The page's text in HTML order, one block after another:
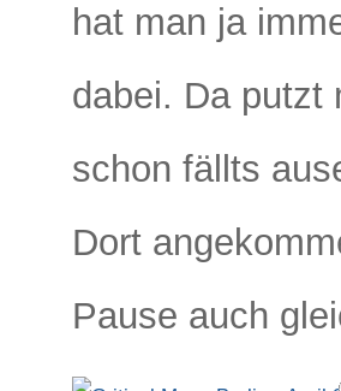
hat man ja
dabei. Da putzt
schon fällts
Dort
Pause auch